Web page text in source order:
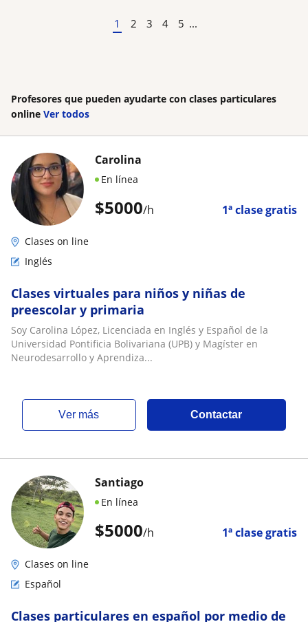
1 2 3 4 5 ...
Profesores que pueden ayudarte con clases particulares
online Ver todos
$5000/h 1ª clase gratis
Carolina
En línea
Clases on line
Inglés
Clases virtuales para niños y niñas de
preescolar y primaria
Soy Carolina López, Licenciada en Inglés y Español de la
Universidad Pontificia Bolivariana (UPB) y Magíster en
Neurodesarrollo y Aprendiza...
ver más Contactar
$5000/h 1ª clase gratis
Santiago
En línea
Clases on line
Español
Clases particulares en español por medio de